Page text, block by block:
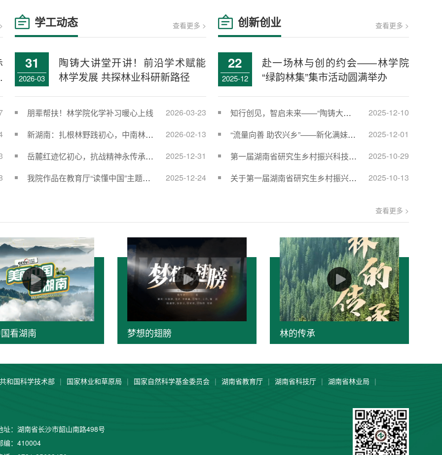
学工动态 查看更多 >
31
2026-03
陶铸大讲堂开讲！前沿学术赋能
林学发展 共探林业科研新路径
2026-03-23
朋辈帮扶！林学院化学补习暖心上线
2026-02-13
新湖南：扎根林野践初心，中南林特
2025-12-31
岳麓红迹忆初心，抗战精神永传承
2025-12-24
我院作品在教育厅“读懂中国”主题教
创新创业 查看更多 >
22
2025-12
赴一场林与创的约会——林学院
“绿韵林集”集市活动圆满举办
2025-12-10
知行创见，智启未来——“陶铸大讲
2025-12-01
“流量向善 助农兴乡”——新化满妹励
2025-10-29
第一届湖南省研究生乡村振兴科技作
2025-10-13
关于第一届湖南省研究生乡村振兴科
查看更多 >
看湖南 梦想的翅膀 林的传承
和国科学技术部 | 国家林业和草原局 | 国家自然科学基金委员会 | 湖南省教育厅 | 湖南省科技厅 | 湖南省林业局 |
址：湖南省长沙市韶山南路498号
编：410004